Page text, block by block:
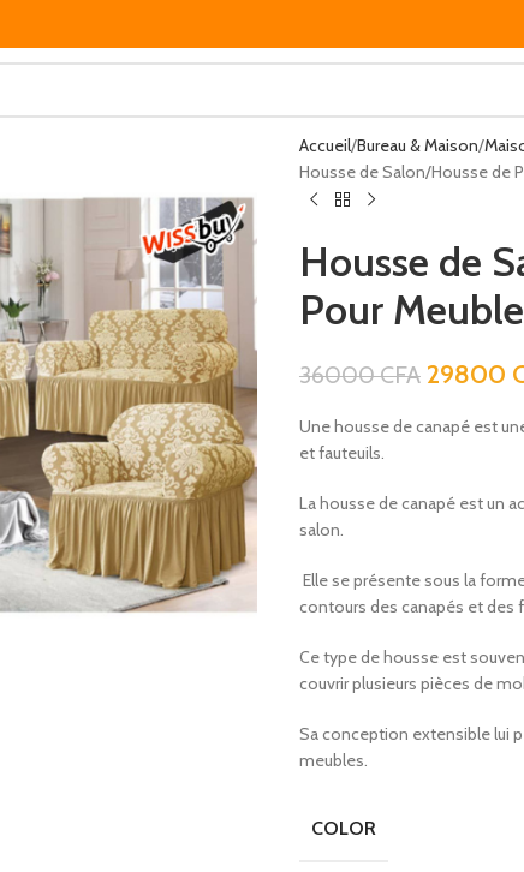
Accueil Bureau & Maison
Housse de Salon/Housse de
Housse de
Pour
36000CFA 29800
Une housse de canapé est
et fauteuils.
La housse de canapé est un
salon.
Elle se présente sous la
contours des canapés et des
Ce type de housse est
couvrir plusieurs pièces de
Sa conception extensible lui
meubles.
COLOR